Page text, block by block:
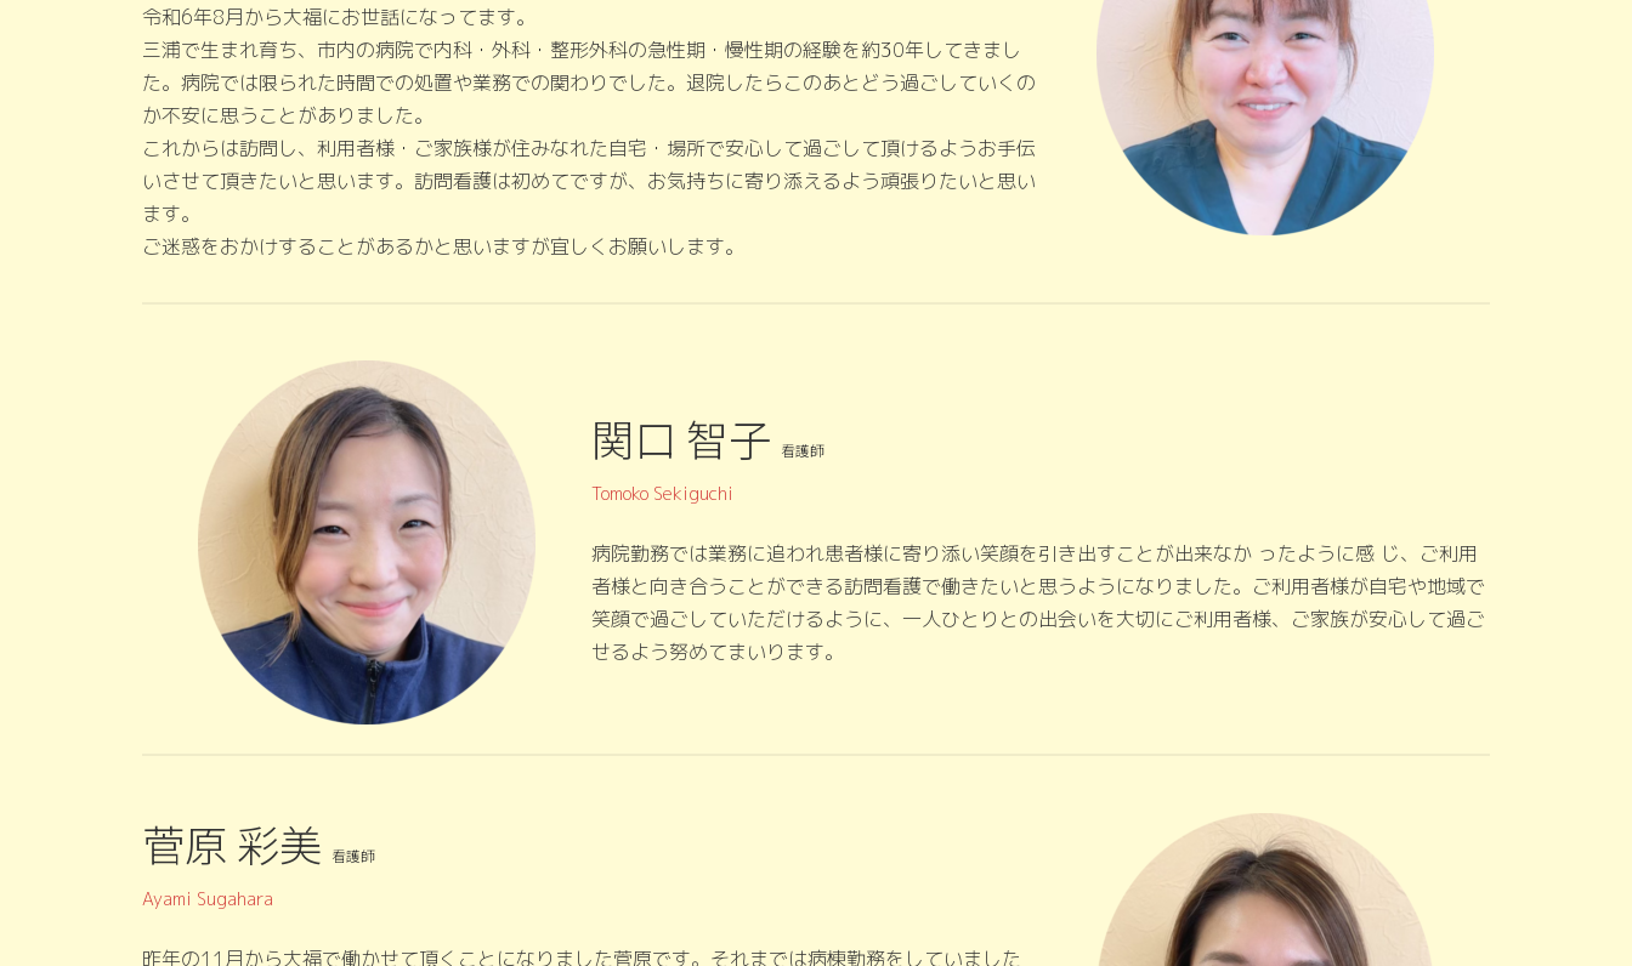
令和6年8月から大福にお世話になってます。
三浦で生まれ育ち、市内の病院で内科・外科・整形外科の急性期・慢性期の経験を約30年してきまし
た。病院では限られた時間での処置や業務での関わりでした。退院したらこのあとどう過ごしていくの
か不安に思うことがありました。
これからは訪問し、利用者様・ご家族様が住みなれた自宅・場所で安心して過ごして頂けるようお手伝
いさせて頂きたいと思います。訪問看護は初めてですが、お気持ちに寄り添えるよう頑張りたいと思い
ます。
ご迷惑をおかけすることがあるかと思いますが宜しくお願いします。
関口 智子 看護師
Tomoko Sekiguchi
病院勤務では業務に追われ患者様に寄り添い笑顔を引き出すことが出来なか ったように感 じ、ご利用
者様と向き合うことができる訪問看護で働きたいと思うようになりました。ご利用者様が自宅や地域で
笑顔で過ごしていただけるように、一人ひとりとの出会いを大切にご利用者様、ご家族が安心して過ご
せるよう努めてまいります。
菅原 彩美 看護師
Ayami Sugahara
昨年の11月から大福で働かせて頂くことになりました菅原です。それまでは病棟勤務をしていました